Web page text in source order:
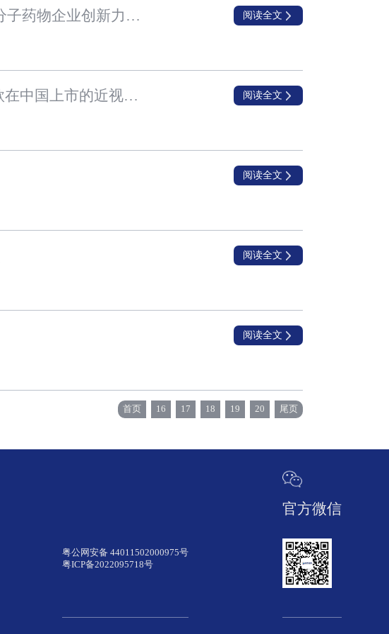
兆科眼科入围“2020 年度中国生物医药企业创新力百强系列榜单” 中国小分子药物企业创新力TOP30 排行榜 阅读全文
兆科眼科近视新药NVK-002第三期临床试验获药审中心批准 有望成为首款在中国上市的近视药物 阅读全文
阅读全文
阅读全文
阅读全文
首页 16 17 18 19 20 尾页
粤公网安备 44011502000975号
粤ICP备2022095718号
官方微信